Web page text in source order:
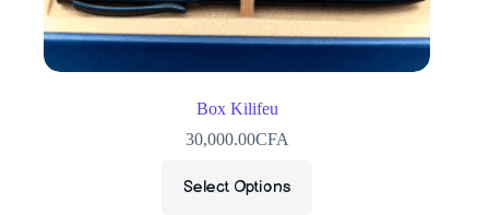
Box Kilifeu
30,000.00CFA
Select Options